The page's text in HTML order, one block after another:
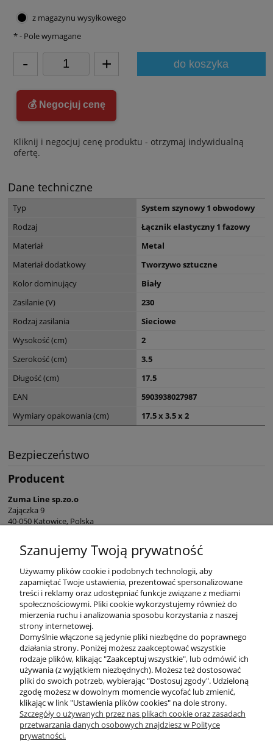
z magazynu wysyłkowego
- + do koszyka
*- Pole wymagane
💰 Negocjuj cenę
Kliknij i negocjuj cenę produktu - otrzymaj indywidualną
ofertę.
Dane techniczne
Typ
System szynowy 1 obwodowy
Rodzaj
Łącznik elastyczny 1 fazowy
Materiał
Metal
Materiał dodatkowy
Tworzywo sztuczne
Kolor dominujący
Biały
Zasilanie (V)
230
Rodzaj zasilania
Sieciowe
Wysokość (cm)
2
Szerokość (cm)
3.5
Długość (cm)
17.5
EAN
5903938027987
Wymiary opakowania (cm)
17.5 x 3.5 x 2
Bezpieczeństwo
Producent
Zuma Line sp.zo.o
Zajączka 9
40-050 Katowice, Polska
+48 32 730 66 10
KONTAKT
DODATKOWE
MOJE KONTO
Szanujemy Twoją prywatność
Używamy plików cookie i podobnych technologii, aby
zapamiętać Twoje ustawienia, prezentować spersonalizowane
treści i reklamy oraz udostępniać funkcje związane z mediami
społecznościowymi. Pliki cookie wykorzystujemy również do
mierzenia ruchu i analizowania sposobu korzystania z naszej
strony internetowej.
Domyślnie włączone są jedynie pliki niezbędne do poprawnego
działania strony. Poniżej możesz zaakceptować wszystkie
rodzaje plików, klikając "Zaakceptuj wszystkie", lub odmówić ich
używania (z wyjątkiem niezbędnych). Możesz też dostosować
pliki do swoich potrzeb, wybierając "Dostosuj zgody". Udzieloną
zgodę możesz w dowolnym momencie wycofać lub zmienić,
klikając w link "Ustawienia plików cookies" na dole strony.
Szczegóły o używanych przez nas plikach cookie oraz zasadach
przetwarzania danych osobowych znajdziesz w Polityce
prywatności.